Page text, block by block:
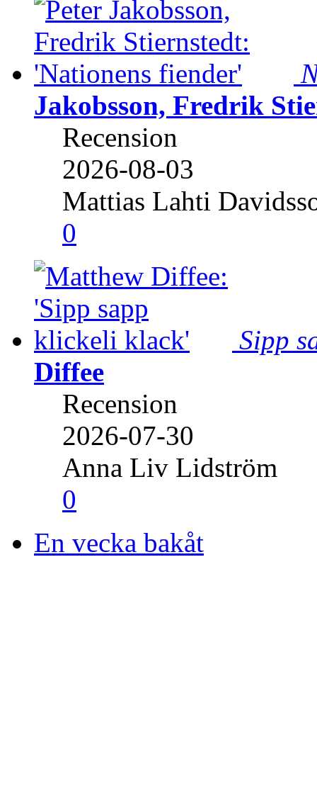
Jakobsson, Fredrik
Recension
2026-08-03
Mattias Lahti
0
Sipp
Diffee
Recension
2026-07-30
Anna Liv Lidström
0
En vecka bakåt